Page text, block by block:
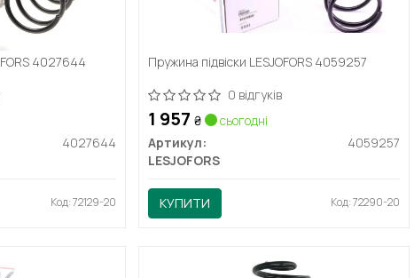
4027644
4027644
Код: 72129-20
Пружина підвіски LESJOFORS 4059257
0 відгуків
1 957₴
сьогодні
Артикул:
4059257
LESJOFORS
КУПИТИ Код: 72290-20